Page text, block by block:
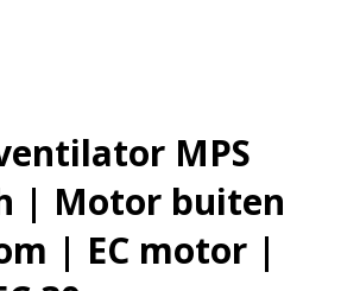
MPS
| Motor buiten
| EC motor |